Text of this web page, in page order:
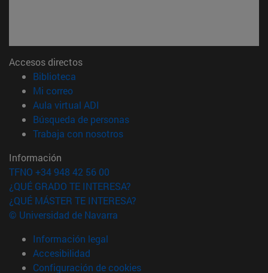
Accesos directos
Biblioteca
Mi correo(abre en nueva ventana)
Aula virtual ADI
Búsqueda de personas(abre en nueva ventana)
Trabaja con nosotros(abre en nueva ventana)
Información
TFNO +34 948 42 56 00
¿QUÉ GRADO TE INTERESA?
¿QUÉ MÁSTER TE INTERESA?
© Universidad de Navarra
Información legal
Accesibilidad
Configuración de cookies